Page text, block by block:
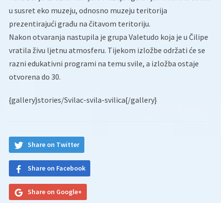
u susret eko muzeju, odnosno muzeju teritorija
prezentirajući građu na čitavom teritoriju.
Nakon otvaranja nastupila je grupa Valetudo koja je u Čilipe
vratila živu ljetnu atmosferu. Tijekom izložbe održati će se
razni edukativni programi na temu svile, a izložba ostaje
otvorena do 30.
{gallery}stories/Svilac-svila-svilica{/gallery}
Share on Twitter
Share on Facebook
Share on Google+